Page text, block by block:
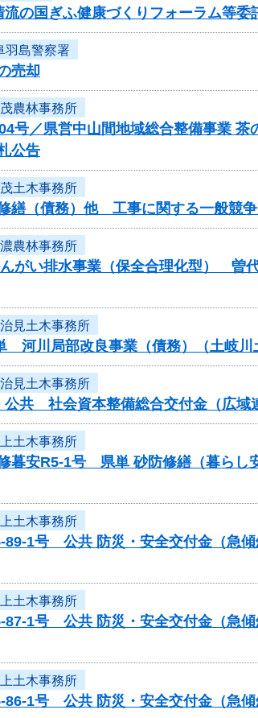
流の国ぎふ健康づくりフォーラム等
羽島警察署
売却
農林事務所
号／県営中山間地域総合整備事業
公告
土木事務所
繕（債務）他 工事に関する一般競
農林事務所
んがい排水事業（保全合理化型）
見土木事務所
川局部改良事業（債務）（土岐川
見土木事務所
共 社会資本整備総合交付金（広域
土木事務所
暮安R5-1号 県単 砂防修繕（暮ら
土木事務所
89-1号 公共 防災・安全交付金（急
土木事務所
87-1号 公共 防災・安全交付金（急
土木事務所
86-1号 公共 防災・安全交付金（急